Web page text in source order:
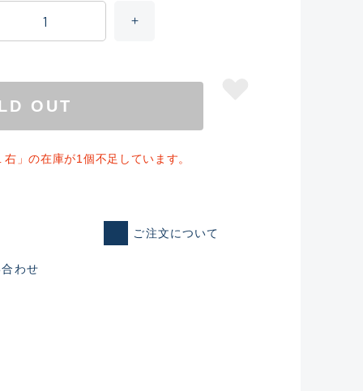
れた未使用
OUT
」の在庫が1個不足しています。
ご注文について
わせ